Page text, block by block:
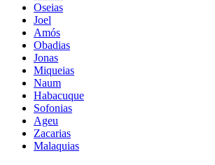
Oseias
Joel
Amós
Obadias
Jonas
Miqueias
Naum
Habacuque
Sofonias
Ageu
Zacarias
Malaquias